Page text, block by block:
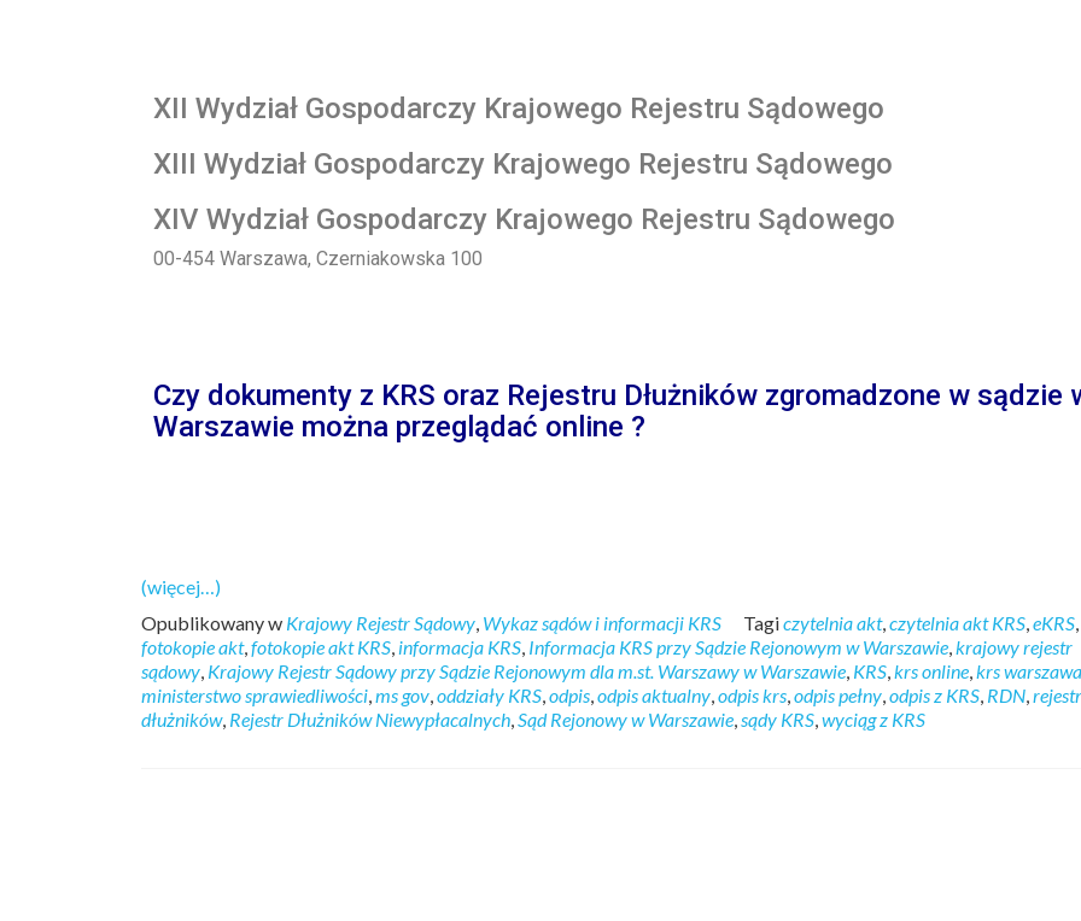
XII Wydział Gospodarczy Krajowego Rejestru Sądowego
XIII Wydział Gospodarczy Krajowego Rejestru Sądowego
XIV Wydział Gospodarczy Krajowego Rejestru Sądowego
00-454 Warszawa, Czerniakowska 100
Czy dokumenty z KRS oraz Rejestru Dłużników zgromadzone w sądzie
Warszawie można przeglądać online ?
(więcej…)
Opublikowany w Krajowy Rejestr Sądowy, Wykaz sądów i informacji KRS Tagiczytelnia akt,czytelnia akt KRS,eKRS,
fotokopie akt,fotokopie akt KRS, informacja KRS, Informacja KRS przy Sądzie Rejonowym w Warszawie,krajowy rejestr
sądowy, Krajowy Rejestr Sądowy przy Sądzie Rejonowym dla m.st. Warszawy w Warszawie, KRS,krs online,krs warszawa
ministerstwo sprawiedliwości,ms gov,oddziały KRS,odpis,odpis aktualny,odpis krs,odpis pełny,odpis z KRS, RDN,rejestr
dłużników, Rejestr Dłużników Niewypłacalnych,Sąd Rejonowy w Warszawie,sądy KRS,wyciąg z KRS